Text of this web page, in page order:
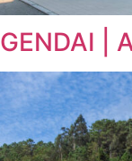
GENDAI |